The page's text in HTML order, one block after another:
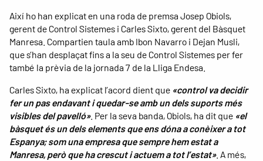
Així ho han explicat en una roda de premsa Josep Obiols,
gerent de Control Sistemes i Carles Sixto, gerent del Bàsquet
Manresa. Compartien taula amb Ibon Navarro i Dejan Musli,
que s’han desplaçat fins a la seu de Control Sistemes per fer
també la prèvia de la jornada 7 de la Lliga Endesa.
Carles Sixto, ha explicat l’acord dient que «control va decidir
fer un pas endavant i quedar-se amb un dels suports més
visibles del pavelló». Per la seva banda, Obiols, ha dit que «el
bàsquet és un dels elements que ens dóna a conèixer a tot
Espanya; som una empresa que sempre hem estat a
Manresa, però que ha crescut i actuem a tot l’estat». A més,